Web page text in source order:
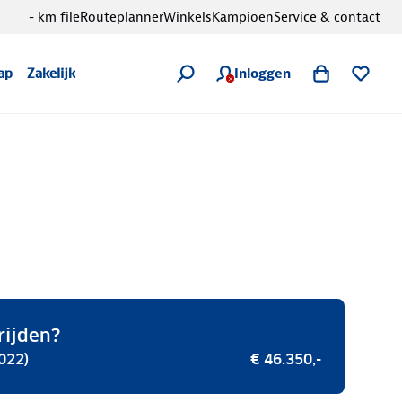
Zakelijk Inloggen
- km fileRouteplannerWinkelsKampioenService & contact
€ 46.350,-